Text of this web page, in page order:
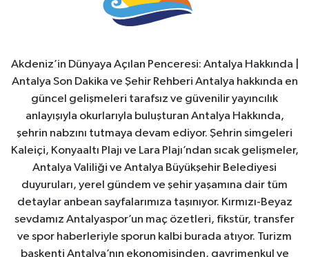
Akdeniz’in Dünyaya Açılan Penceresi: Antalya Hakkında |
Antalya Son Dakika ve Şehir Rehberi Antalya hakkında en
güncel gelişmeleri tarafsız ve güvenilir yayıncılık
anlayışıyla okurlarıyla buluşturan Antalya Hakkında,
şehrin nabzını tutmaya devam ediyor. Şehrin simgeleri
Kaleiçi, Konyaaltı Plajı ve Lara Plajı’ndan sıcak gelişmeler,
Antalya Valiliği ve Antalya Büyükşehir Belediyesi
duyuruları, yerel gündem ve şehir yaşamına dair tüm
detaylar anbean sayfalarımıza taşınıyor. Kırmızı-Beyaz
sevdamız Antalyaspor’un maç özetleri, fikstür, transfer
ve spor haberleriyle sporun kalbi burada atıyor. Turizm
başkenti Antalya’nın ekonomisinden, gayrimenkul ve